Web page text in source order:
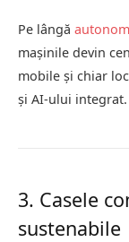
Pe lângă
mașinile devin
mobile și chiar
și AI-ului integrat.
3. Casele
sustenabile